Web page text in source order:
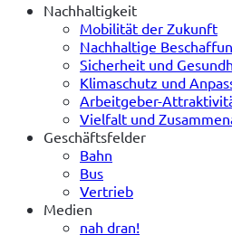
Nachhaltigkeit
Mobilität der Zukunft
Nachhaltige
Sicherheit und
Klimaschutz und
Arbeitgeber-
Vielfalt und
Geschäftsfelder
Bahn
Bus
Vertrieb
Medien
nah dran!